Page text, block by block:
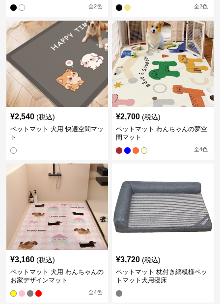
全2色 全2色
¥2,540 (税込)
ペットマット 犬用 快適空間マッ
ト
¥2,700 (税込)
ペットマット わんちゃんの夢空
間マット
全4色
¥3,160 (税込)
ペットマット 犬用 わんちゃんの
お家デザインマット
全4色
¥3,720 (税込)
ペットマット 枕付き縞模様ペッ
トマット犬用寝床